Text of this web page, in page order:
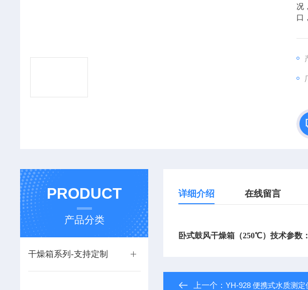
况
口
PRODUCT
产品分类
干燥箱系列-支持定制
详细介绍 在线留言
卧式鼓风干燥箱（250℃）技术参数：
上一个：YH-928 便携式水质测定